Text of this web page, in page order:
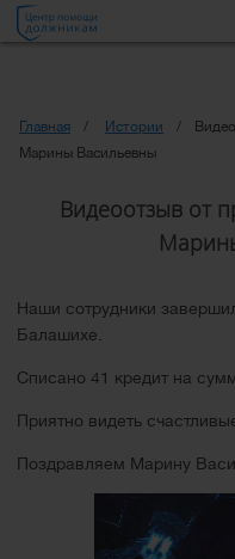
Главная Истории
Марины Васильевны
Видеоотзыв от
Наши сотрудники
Балашихе
Списано 41 кредит на
Приятно видеть
Поздравляем Марину